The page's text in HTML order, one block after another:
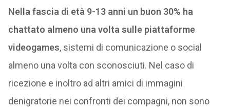
Nella fascia di età 9-13 anni un buon 30% ha
chattato almeno una volta sulle piattaforme
videogames, sistemi di comunicazione o social
almeno una volta con sconosciuti. Nel caso di
ricezione e inoltro ad altri amici di immagini
denigratorie nei confronti dei compagni, non sono